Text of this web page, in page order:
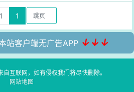
1
站客户端无广告APP ↓↓↓
互联网，如有侵权我们将尽快删除。
网站地图